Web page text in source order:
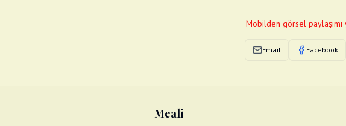
Mobilden görsel paylaşımı
Email Facebook
Meali